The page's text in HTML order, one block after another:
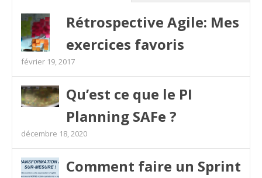
Rétrospective Agile: Mes
exercices favoris
février 19, 2017
Qu’est ce que le PI
Planning SAFe ?
décembre 18, 2020
Comment faire un Sprint